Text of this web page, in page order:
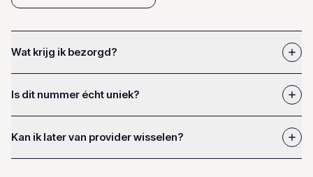
Wat krijg ik bezorgd?
Is dit nummer écht uniek?
Kan ik later van provider wisselen?